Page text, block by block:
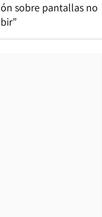
sobre pantallas no